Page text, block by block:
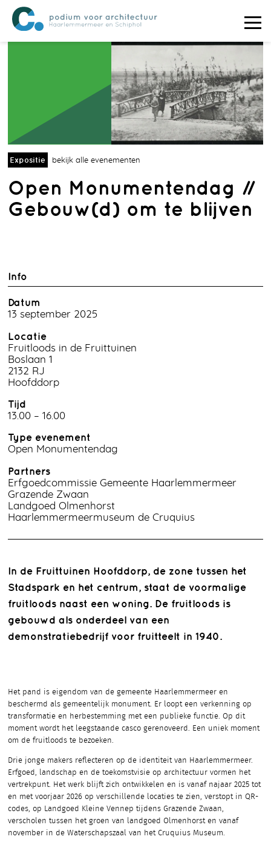
Expositie bekijk alle evenementen
Open Monumentendag //
Gebouw(d) om te blijven
Info
Datum
13 september 2025
Locatie
Fruitloods in de Fruittuinen
Boslaan 1
2132 RJ
Hoofddorp
Tijd
13.00 – 16.00
Type evenement
Open Monumentendag
Partners
Erfgoedcommissie Gemeente Haarlemmermeer
Grazende Zwaan
Landgoed Olmenhorst
Haarlemmermeermuseum de Cruquius
In de Fruittuinen Hoofddorp, de zone tussen het
Stadspark en het centrum, staat de voormalige
fruitloods naast een woning. De fruitloods is
gebouwd als onderdeel van een
demonstratiebedrijf voor fruitteelt in 1940.
Het pand is eigendom van de gemeente Haarlemmermeer en
beschermd als gemeentelijk monument. Er loopt een verkenning op
transformatie en herbestemming met een publieke functie. Op dit
moment wordt het leegstaande casco gerenoveerd. Een uniek moment
om de fruitloods te bezoeken.
Drie jonge makers reflecteren op de identiteit van Haarlemmermeer.
Erfgoed, landschap en de toekomstvisie op architectuur vormen het
vertrekpunt. Het werk blijft zich ontwikkelen en is vanaf najaar 2025 tot
en met voorjaar 2026 op verschillende locaties te zien, verstopt in QR-
codes, op Landgoed Kleine Vennep tijdens Grazende Zwaan,
verscholen tussen het groen van landgoed Olmenhorst en vanaf
november in de Waterschapszaal van het Cruquius Museum.